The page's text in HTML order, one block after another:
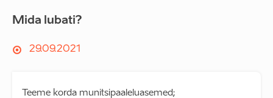
Mida lubati?
29.09.2021
Teeme korda munitsipaaleluasemed;